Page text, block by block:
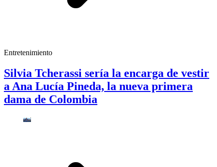
Entretenimiento
Silvia Tcherassi sería la encarga de vestir
a Ana Lucía Pineda, la nueva primera
dama de Colombia